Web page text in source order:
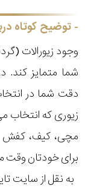
توضیح کوتاه
وجود زیورالات
شما متمایز کند.
دقت شما در
زیوری که انتخاب
مچی، کیف، کفش
برای خودتان وقت